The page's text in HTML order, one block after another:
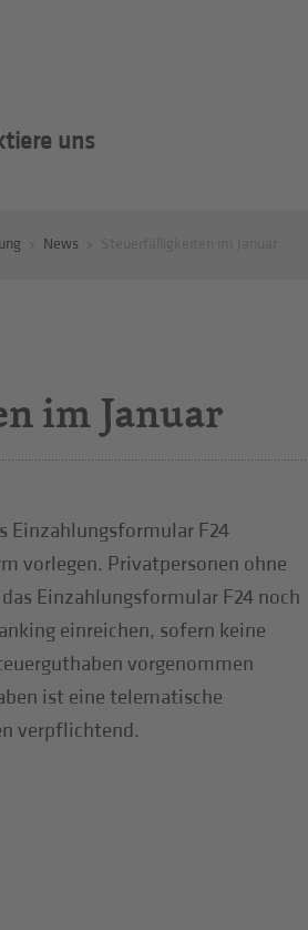
uns
News
im Januar
Einzahlungsformular F24
vorlegen. Privatpersonen ohne
Einzahlungsformular F24 noch
einreichen, sofern keine
vorgenommen
ist eine telematische
verpflichtend.